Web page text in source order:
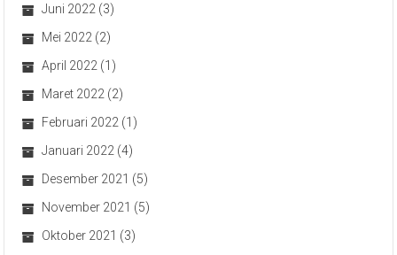
Juni 2022 (3)
Mei 2022 (2)
April 2022 (1)
Maret 2022 (2)
Februari 2022 (1)
Januari 2022 (4)
Desember 2021 (5)
November 2021 (5)
Oktober 2021 (3)